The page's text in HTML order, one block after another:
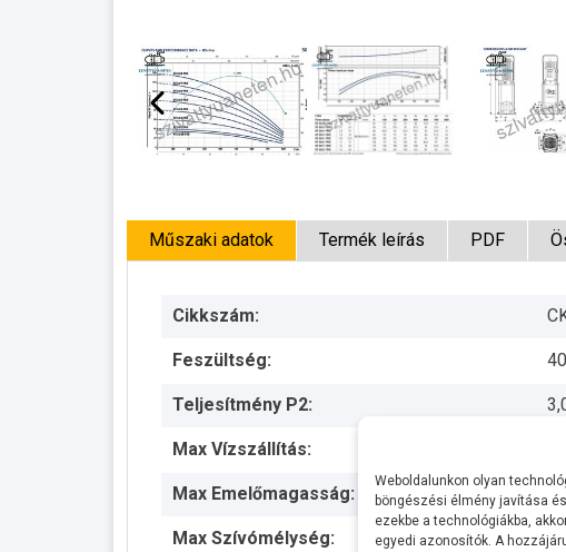
Műszaki adatok Termék leírás PDF
Cikkszám:
Feszültség:
Teljesítmény P2:
Max Vízszállítás:
Max Emelőmagasság:
Max Szívómélység: 7
Weboldalunkon olyan
böngészési élmény javítása
ezekbe a technológiákba,
egyedi azonosítók. A